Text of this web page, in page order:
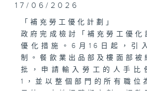
17/06/2026
「補充勞工優化計劃」
政府完成檢討「補充勞工優化
優化措施。6月16日起，引
制。餐飲業出品部及樓面部被
批，申請輸入勞工的人手比
1，並以整個部門的所有職位